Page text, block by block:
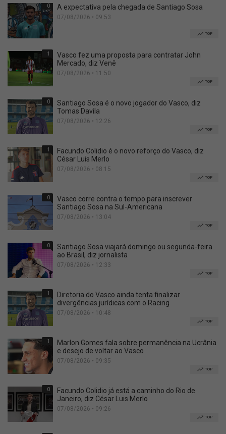
0 A expectativa pela chegada de Santiago Sosa
07/08/2026 • 09:53
TOP
1
Vasco fez uma proposta para contratar John
Mercado, diz Venê
07/08/2026 • 11:50
TOP
0
Santiago Sosa é o novo jogador do Vasco, diz
Tomas Davila
07/08/2026 • 12:26
TOP
1
Facundo Colidio é o novo reforço do Vasco, diz
César Luis Merlo
07/08/2026 • 08:15
TOP
0
Vasco corre contra o tempo para inscrever
Santiago Sosa na Sul-Americana
07/08/2026 • 13:04
TOP
0
Santiago Sosa viajará domingo ou segunda-feira
ao Brasil, diz jornalista
07/08/2026 • 12:33
TOP
1
Diretoria do Vasco ainda tenta finalizar
divergências jurídicas com o Racing
07/08/2026 • 10:48
TOP
1
Marlon Gomes fala sobre permanência na Ucrânia
e desejo de voltar ao Vasco
07/08/2026 • 09:35
TOP
0
Facundo Colidio já está a caminho do Rio de
Janeiro, diz César Luis Merlo
07/08/2026 • 09:26
TOP